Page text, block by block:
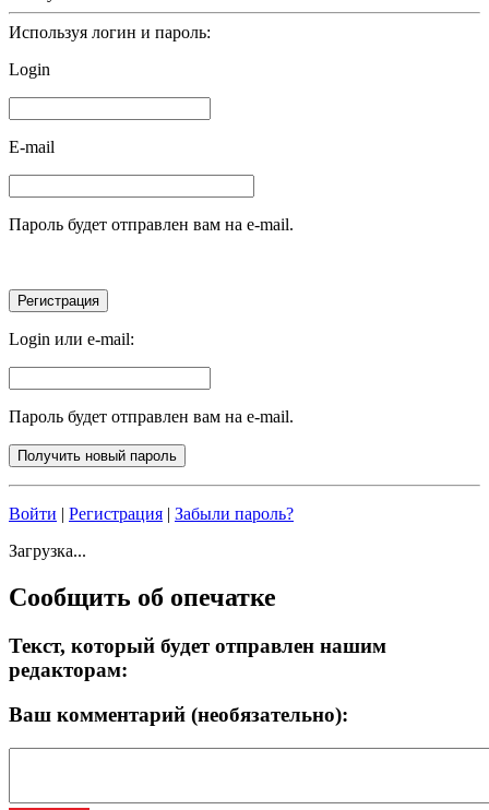
Используя логин и пароль:
Login
E-mail
Пароль будет отправлен вам на e-mail.
Login или e-mail:
Пароль будет отправлен вам на e-mail.
Войти | Регистрация | Забыли пароль?
Загрузка...
Сообщить об опечатке
Текст, который будет отправлен нашим
редакторам:
Ваш комментарий (необязательно):